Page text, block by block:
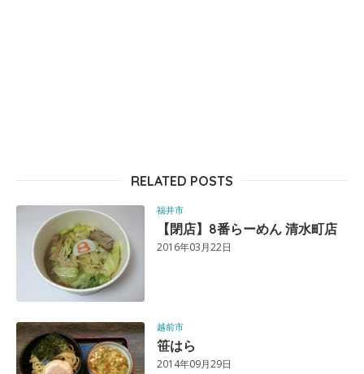
RELATED POSTS
福井市
【閉店】8番らーめん 清水町店
2016年03月22日
越前市
笹はら
2014年09月29日